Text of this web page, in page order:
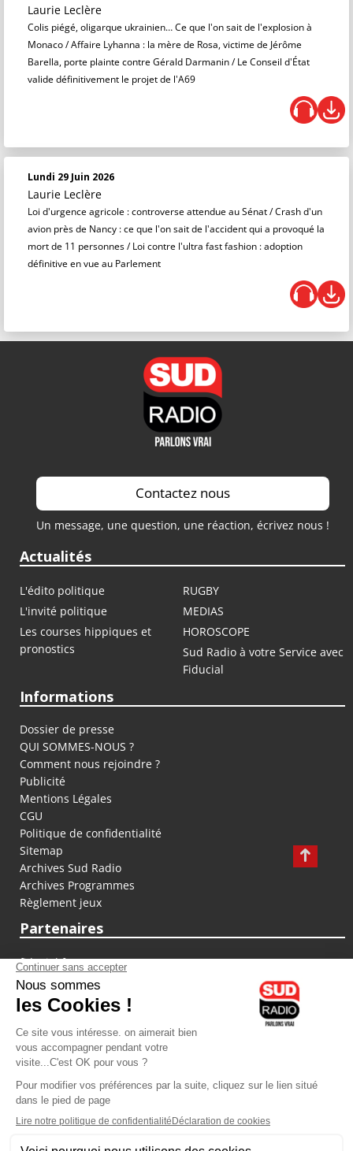
Laurie Leclère
Colis piégé, oligarque ukrainien… Ce que l'on sait de l'explosion à
Monaco / Affaire Lyhanna : la mère de Rosa, victime de Jérôme
Barella, porte plainte contre Gérald Darmanin / Le Conseil d'État
valide définitivement le projet de l'A69
Lundi 29 Juin 2026
Laurie Leclère
Loi d'urgence agricole : controverse attendue au Sénat / Crash d'un
avion près de Nancy : ce que l'on sait de l'accident qui a provoqué la
mort de 11 personnes / Loi contre l'ultra fast fashion : adoption
définitive en vue au Parlement
Contactez nous
Un message, une question, une réaction, écrivez nous !
Actualités
L'édito politique
RUGBY
L'invité politique
MEDIAS
Les courses hippiques et
pronostics
HOROSCOPE
Sud Radio à votre Service avec
Fiducial
Informations
Dossier de presse
QUI SOMMES-NOUS ?
Comment nous rejoindre ?
Publicité
Mentions Légales
CGU
Politique de confidentialité
Sitemap
Archives Sud Radio
Archives Programmes
Règlement jeux
Partenaires
fiducial.fr
lyoncapitale.fr
olympique-et-lyonnais.com
L'application Iphone / Android
Téléchargez l'application
Les cookies
Gestion des cookies